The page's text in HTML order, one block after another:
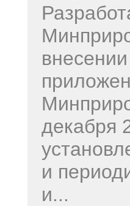
декабря
и
и...